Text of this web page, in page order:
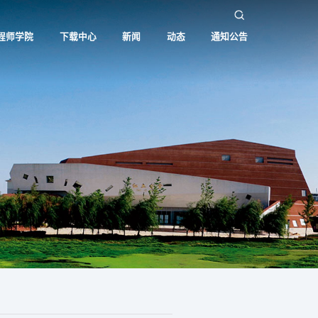
师学院 下载中心 新闻 动态 通知公告